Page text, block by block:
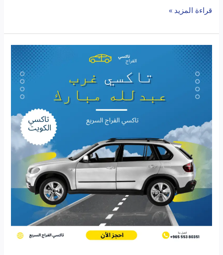
قراءة المزيد »
تاكسي
غرب
عبدالله
مبارك:
الأمثل
لتنقلاتك
اليومية
في
الكويت
مع
تاكسي